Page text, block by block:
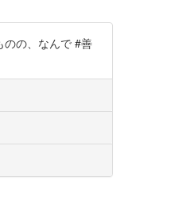
のの、なんで #善